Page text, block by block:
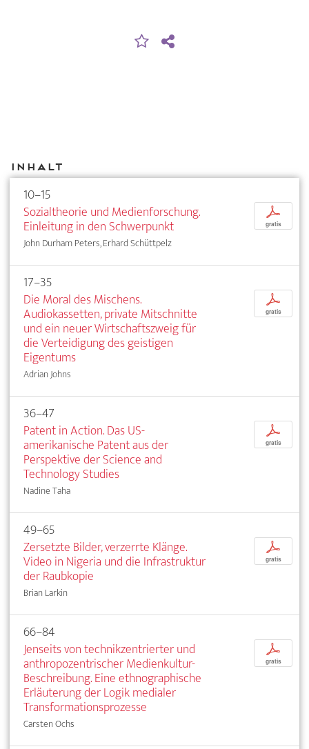
Inhalt
10–15
Sozialtheorie und Medienforschung.
Einleitung in den Schwerpunkt
John Durham Peters, Erhard Schüttpelz
p
gratis
17–35
Die Moral des Mischens.
Audiokassetten, private Mitschnitte
und ein neuer Wirtschaftszweig für
die Verteidigung des geistigen
Eigentums
Adrian Johns
p
gratis
36–47
Patent in Action. Das US-
amerikanische Patent aus der
Perspektive der Science and
Technology Studies
Nadine Taha
p
gratis
49–65
Zersetzte Bilder, verzerrte Klänge.
Video in Nigeria und die Infrastruktur
der Raubkopie
Brian Larkin
p
gratis
66–84
Jenseits von technikzentrierter und
anthropozentrischer Medienkultur-
Beschreibung. Eine ethnographische
Erläuterung der Logik medialer
Transformationsprozesse
Carsten Ochs
p
gratis